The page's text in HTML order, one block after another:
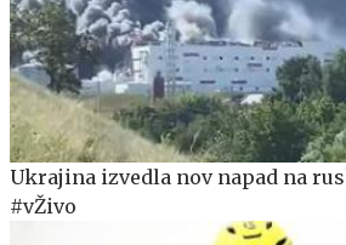
Ukrajina izvedla nov napad na
#vŽivo